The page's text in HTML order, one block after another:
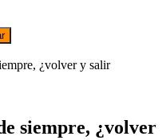
¿volver y salir
siempre, ¿volver